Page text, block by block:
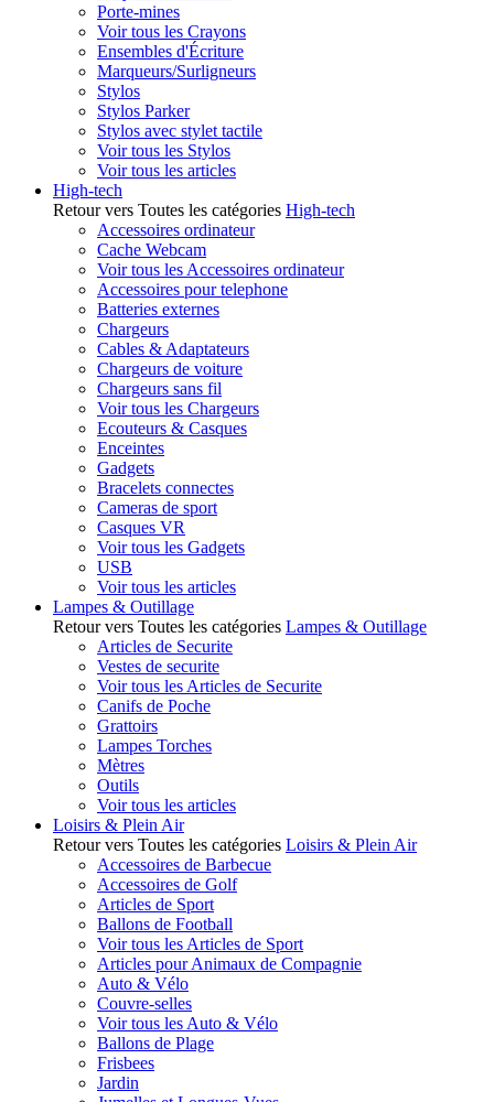
Porte-mines
Voir tous les Crayons
Ensembles d'Écriture
Marqueurs/Surligneurs
Stylos
Stylos Parker
Stylos avec stylet tactile
Voir tous les Stylos
Voir tous les articles
High-tech
Retour vers Toutes les catégories High-tech
Accessoires ordinateur
Cache Webcam
Voir tous les Accessoires ordinateur
Accessoires pour telephone
Batteries externes
Chargeurs
Cables & Adaptateurs
Chargeurs de voiture
Chargeurs sans fil
Voir tous les Chargeurs
Ecouteurs & Casques
Enceintes
Gadgets
Bracelets connectes
Cameras de sport
Casques VR
Voir tous les Gadgets
USB
Voir tous les articles
Lampes & Outillage
Retour vers Toutes les catégories Lampes & Outillage
Articles de Securite
Vestes de securite
Voir tous les Articles de Securite
Canifs de Poche
Grattoirs
Lampes Torches
Mètres
Outils
Voir tous les articles
Loisirs & Plein Air
Retour vers Toutes les catégories Loisirs & Plein Air
Accessoires de Barbecue
Accessoires de Golf
Articles de Sport
Ballons de Football
Voir tous les Articles de Sport
Articles pour Animaux de Compagnie
Auto & Vélo
Couvre-selles
Voir tous les Auto & Vélo
Ballons de Plage
Frisbees
Jardin